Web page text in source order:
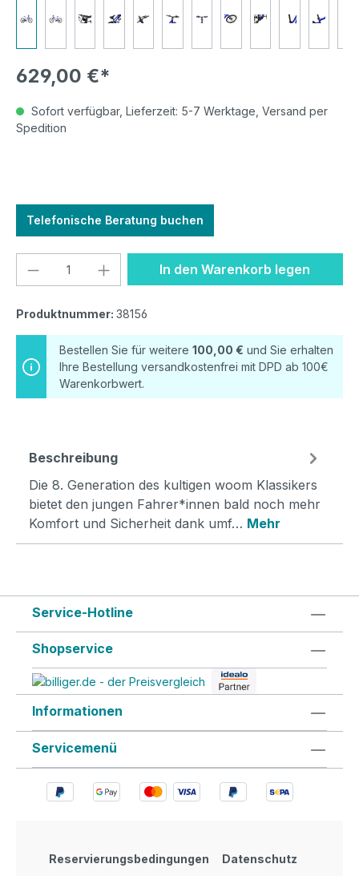
629,00 €*
Sofort verfügbar, Lieferzeit: 5-7 Werktage, Versand per
Spedition
Telefonische Beratung buchen
Produkt Anzahl: Gib denIn den Warenkorb legen
Produktnummer: 38156
Bestellen Sie für weitere 100,00 € und Sie erhalten
Ihre Bestellung versandkostenfrei mit DPD ab 100€
Warenkorbwert.
Beschreibung
Die 8. Generation des kultigen woom Klassikers
bietet den jungen Fahrer*innen bald noch mehr
Komfort und Sicherheit dank umf… Mehr
Service-Hotline
Shopservice
Informationen
Servicemenü
Reservierungsbedingungen Datenschutz